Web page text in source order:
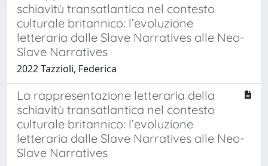
schiavitù transatlantica nel contesto
culturale britannico: l’evoluzione
letteraria dalle Slave Narratives alle Neo-
Slave Narratives
2022 Tazzioli, Federica
La rappresentazione letteraria della
schiavitù transatlantica nel contesto
culturale britannico: l’evoluzione
letteraria dalle Slave Narratives alle Neo-
Slave Narratives